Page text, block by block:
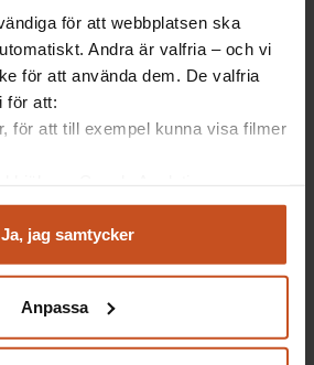
för att webbplatsen ska
Andra är valfria – och vi
för att använda dem. De valfria
för att:
för att till exempel kunna visa filmer
att kunna visa riktad information
återta ditt godkännande genom att
Ja, jag samtycker
Anpassa
utser egna lokala
så att det ska vara lätt för
känna igen sig och relatera till
arbetsmiljöarbetet i vardagen
arbetsmiljöarbete komplext och
trösklarna och kom igång med